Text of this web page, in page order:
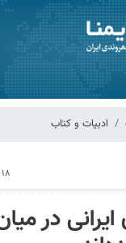
ادبیات و کتاب
۱۸ تیر ۱۴۰۴ - ۱۳:۲۹
در